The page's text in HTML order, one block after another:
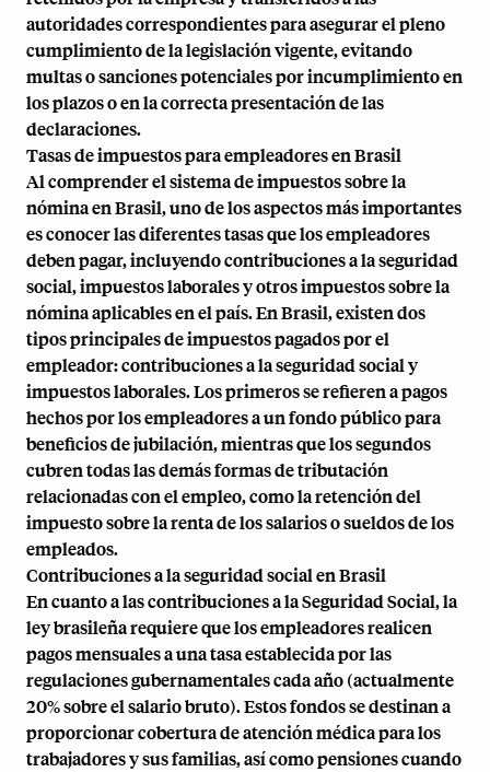
autoridades correspondientes para asegurar el pleno
cumplimiento de la legislación vigente, evitando
multas o sanciones potenciales por incumplimiento en
los plazos o en la correcta presentación de las
declaraciones.
Tasas de impuestos para empleadores en Brasil
Al comprender el sistema de impuestos sobre la
nómina en Brasil, uno de los aspectos más importantes
es conocer las diferentes tasas que los empleadores
deben pagar, incluyendo contribuciones a la seguridad
social, impuestos laborales y otros impuestos sobre la
nómina aplicables en el país. En Brasil, existen dos
tipos principales de impuestos pagados por el
empleador: contribuciones a la seguridad social y
impuestos laborales. Los primeros se refieren a pagos
hechos por los empleadores a un fondo público para
beneficios de jubilación, mientras que los segundos
cubren todas las demás formas de tributación
relacionadas con el empleo, como la retención del
impuesto sobre la renta de los salarios o sueldos de los
empleados.
Contribuciones a la seguridad social en Brasil
En cuanto a las contribuciones a la Seguridad Social, la
ley brasileña requiere que los empleadores realicen
pagos mensuales a una tasa establecida por las
regulaciones gubernamentales cada año (actualmente
20% sobre el salario bruto). Estos fondos se destinan a
proporcionar cobertura de atención médica para los
trabajadores y sus familias, así como pensiones cuando